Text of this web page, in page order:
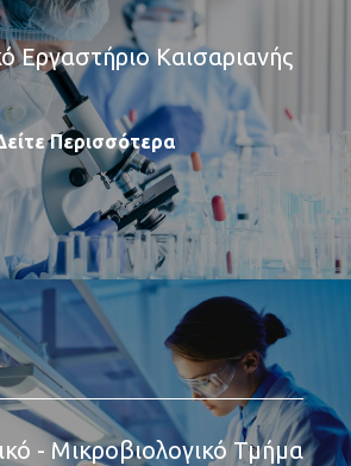
Εργαστήριο Καισαριανής
Περισσότερα
- Μικροβιολογικό Τμήμα